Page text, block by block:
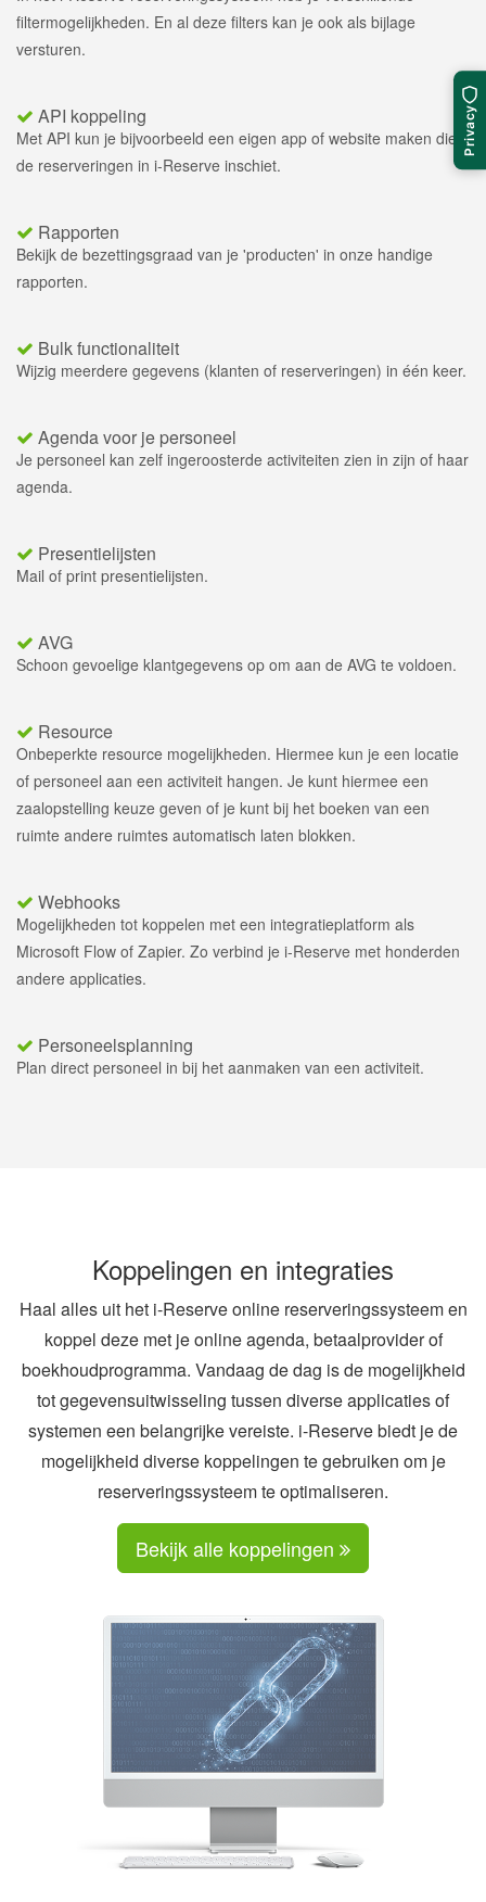
filtermogelijkheden. En al deze filters kan je ook als bijlage
versturen.
API koppeling
Met API kun je bijvoorbeeld een eigen app of website maken die
de reserveringen in i-Reserve inschiet.
Rapporten
Bekijk de bezettingsgraad van je 'producten' in onze handige
rapporten.
Bulk functionaliteit
Wijzig meerdere gegevens (klanten of reserveringen) in één keer.
Agenda voor je personeel
Je personeel kan zelf ingeroosterde activiteiten zien in zijn of haar
agenda.
Presentielijsten
Mail of print presentielijsten.
AVG
Schoon gevoelige klantgegevens op om aan de AVG te voldoen.
Resource
Onbeperkte resource mogelijkheden. Hiermee kun je een locatie
of personeel aan een activiteit hangen. Je kunt hiermee een
zaalopstelling keuze geven of je kunt bij het boeken van een
ruimte andere ruimtes automatisch laten blokken.
Webhooks
Mogelijkheden tot koppelen met een integratieplatform als
Microsoft Flow of Zapier. Zo verbind je i-Reserve met honderden
andere applicaties.
Personeelsplanning
Plan direct personeel in bij het aanmaken van een activiteit.
Koppelingen en integraties
Haal alles uit het i-Reserve online reserveringssysteem en
koppel deze met je online agenda, betaalprovider of
boekhoudprogramma. Vandaag de dag is de mogelijkheid
tot gegevensuitwisseling tussen diverse applicaties of
systemen een belangrijke vereiste. i-Reserve biedt je de
mogelijkheid diverse koppelingen te gebruiken om je
reserveringssysteem te optimaliseren.
Bekijk alle koppelingen
Privacy